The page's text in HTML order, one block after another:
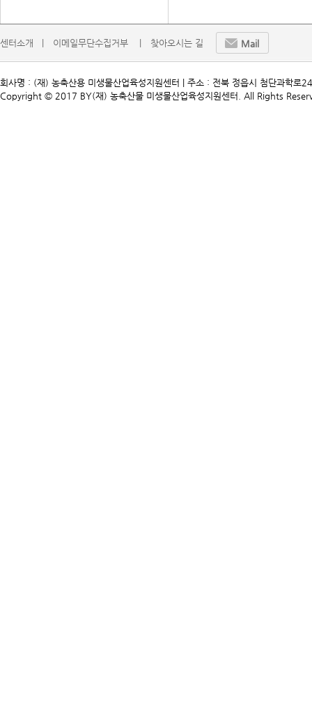
센터소개   | 이메일무단수집거부    | 찾아오시는 길 Mail
회사명 : (재) 농축산용 미생물산업육성지원센터 | 주소 : 전북 정읍시 첨단과
Copyright © 2017 BY(재) 농축산물 미생물산업육성지원센터. All Rights